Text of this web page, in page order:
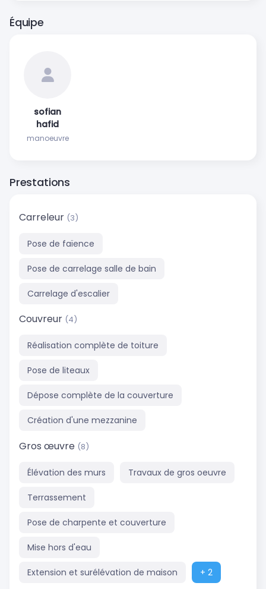
Équipe
sofian
hafid
manoeuvre
Prestations
Carreleur (3)
Pose de faïence
Pose de carrelage salle de bain
Carrelage d'escalier
Couvreur (4)
Réalisation complète de toiture
Pose de liteaux
Dépose complète de la couverture
Création d'une mezzanine
Gros œuvre (8)
Élévation des murs Travaux de gros oeuvre
Terrassement
Pose de charpente et couverture
Mise hors d'eau
Extension et surélévation de maison + 2